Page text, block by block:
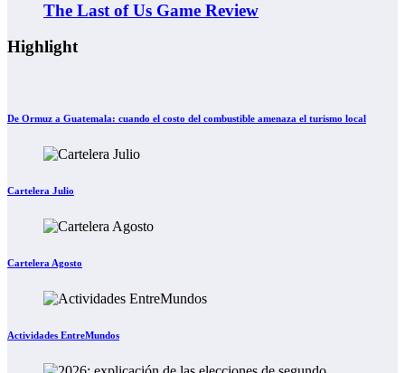
The Last of Us Game Review
Highlight
De Ormuz a Guatemala: cuando el costo del combustible amenaza el turismo local
Cartelera Julio
Cartelera Agosto
Actividades EntreMundos